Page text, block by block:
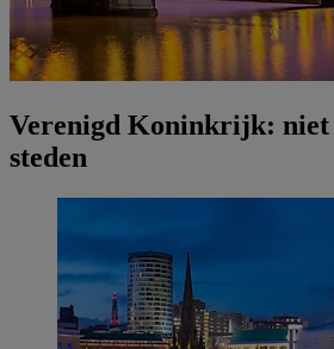
Verenigd Koninkrijk: niet
steden